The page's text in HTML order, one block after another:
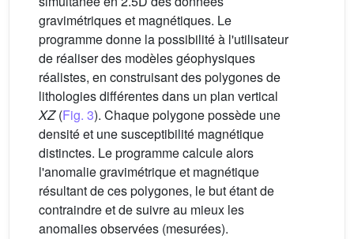
gravimétriques et magnétiques. Le
programme donne la possibilité à l'utilisateur
de réaliser des modèles géophysiques
réalistes, en construisant des polygones de
lithologies différentes dans un plan vertical
XZ(Fig. 3). Chaque polygone possède une
densité et une susceptibilité magnétique
distinctes. Le programme calcule alors
l'anomalie gravimétrique et magnétique
résultant de ces polygones, le but étant de
contraindre et de suivre au mieux les
anomalies observées (mesurées).